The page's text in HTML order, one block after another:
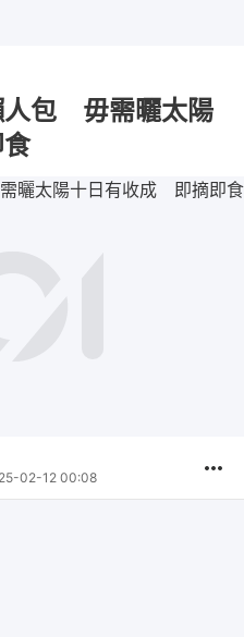
人包 毋需曬太陽
02-12 00:08